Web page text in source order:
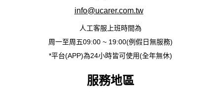
info@ucarer.com.tw
人工客服上班時間為
周一至周五09:00 ~ 19:00(例假日無服務)
*平台(APP)為24小時皆可使用(全年無休)
服務地區